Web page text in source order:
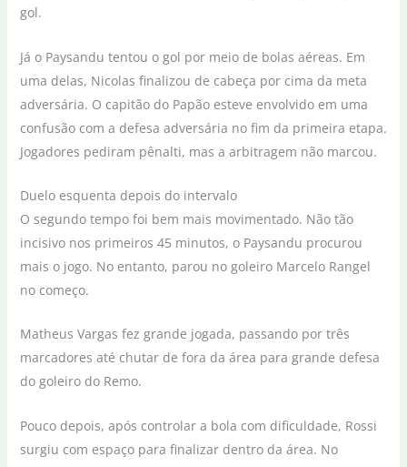
gol.
Já o Paysandu tentou o gol por meio de bolas aéreas. Em
uma delas, Nicolas finalizou de cabeça por cima da meta
adversária. O capitão do Papão esteve envolvido em uma
confusão com a defesa adversária no fim da primeira etapa.
Jogadores pediram pênalti, mas a arbitragem não marcou.
Duelo esquenta depois do intervalo
O segundo tempo foi bem mais movimentado. Não tão
incisivo nos primeiros 45 minutos, o Paysandu procurou
mais o jogo. No entanto, parou no goleiro Marcelo Rangel
no começo.
Matheus Vargas fez grande jogada, passando por três
marcadores até chutar de fora da área para grande defesa
do goleiro do Remo.
Pouco depois, após controlar a bola com dificuldade, Rossi
surgiu com espaço para finalizar dentro da área. No